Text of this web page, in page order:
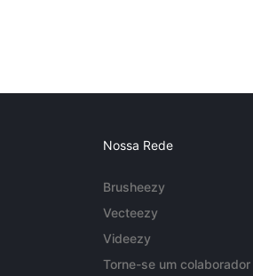
Nossa Rede
Brusheezy
Vecteezy
Videezy
Torne-se um colaborador